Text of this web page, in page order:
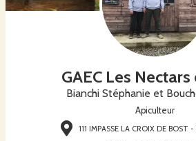
GAEC Les
Bianchi Stéphanie et
Apiculteur
111 IMPASSE LA CROIX DE